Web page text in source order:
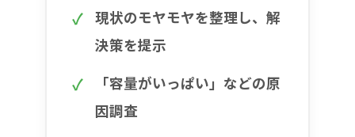
現状のモヤモヤを整理し、解
決策を提示
「容量がいっぱい」などの原
因調査